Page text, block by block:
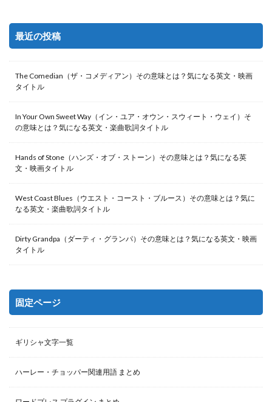
最近の投稿
The Comedian（ザ・コメディアン）その意味とは？気になる英文・映画
タイトル
In Your Own Sweet Way（イン・ユア・オウン・スウィート・ウェイ）そ
の意味とは？気になる英文・楽曲歌詞タイトル
Hands of Stone（ハンズ・オブ・ストーン）その意味とは？気になる英
文・映画タイトル
West Coast Blues（ウエスト・コースト・ブルース）その意味とは？気に
なる英文・楽曲歌詞タイトル
Dirty Grandpa（ダーティ・グランパ）その意味とは？気になる英文・映画
タイトル
固定ページ
ギリシャ文字一覧
ハーレー・チョッパー関連用語 まとめ